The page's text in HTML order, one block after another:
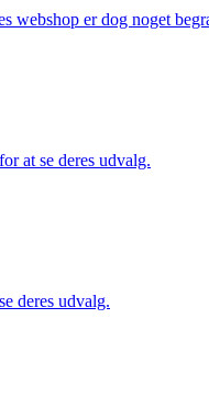
webshop er dog noget
at se deres udvalg.
deres udvalg.